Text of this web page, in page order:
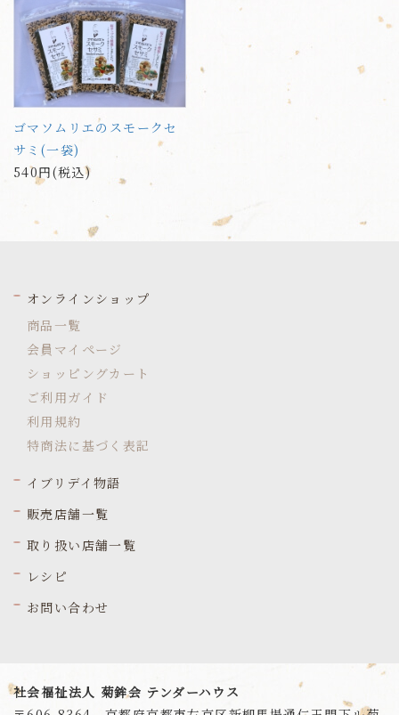
ゴマソムリエのスモークセ
サミ(一袋)
540円(税込)
オンラインショップ
商品一覧
会員マイページ
ショッピングカート
ご利用ガイド
利用規約
特商法に基づく表記
イブリデイ物語
販売店舗一覧
取り扱い店舗一覧
レシピ
お問い合わせ
社会福祉法人 菊鉾会 テンダーハウス